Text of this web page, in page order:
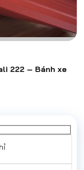
222 – Bánh xe